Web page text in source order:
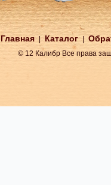
Главная Каталог
© 12 Калибр Все права